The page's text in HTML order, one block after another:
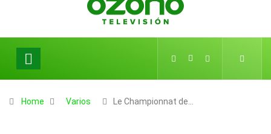
Home Varios Le Championnat de…